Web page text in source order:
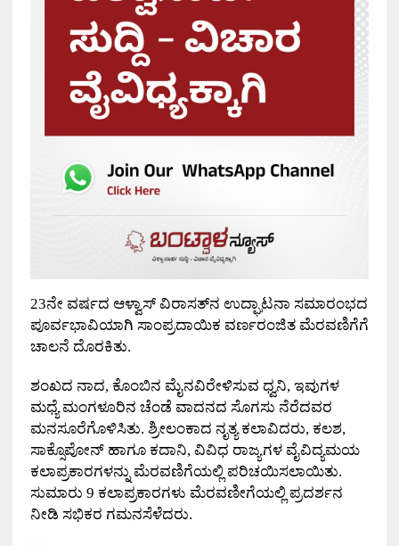
23ನೇ ವರ್ಷದ ಆಳ್ವಾಸ್ ವಿರಾಸತ್‌ನ ಉದ್ಘಾಟನಾ ಸಮಾರಂಭದ
ಪೂರ್ವಭಾವಿಯಾಗಿ ಸಾಂಪ್ರದಾಯಿಕ ವರ್ಣರಂಜಿತ ಮೆರವಣಿಗೆಗೆ
ಚಾಲನೆ ದೊರಕಿತು.
ಶಂಖದ ನಾದ, ಕೊಂಬಿನ ಮೈನವಿರೇಳಿಸುವ ಧ್ವನಿ, ಇವುಗಳ
ಮಧ್ಯೆ ಮಂಗಳೂರಿನ ಚೆಂಡೆ ವಾದನದ ಸೊಗಸು ನೆರೆದವರ
ಮನಸೂರೆಗೊಳಿಸಿತು. ಶ್ರೀಲಂಕಾದ ನೃತ್ಯ ಕಲಾವಿದರು, ಕಲಶ,
ಸಾಕ್ಸೊಪೋನ್ ಹಾಗೂ ಕದಾನಿ,ವಿವಿಧ ರಾಜ್ಯಗಳ ವೈವಿದ್ಯಮಯ
ಕಲಾಪ್ರಕಾರಗಳನ್ನು ಮೆರವಣಿಗೆಯಲ್ಲಿ ಪರಿಚಯಿಸಲಾಯಿತು.
ಸುಮಾರು 9 ಕಲಾಪ್ರಕಾರಗಳು ಮೆರವಣೀಗೆಯಲ್ಲಿ ಪ್ರದರ್ಶನ
ನೀಡಿ ಸಭಿಕರ ಗಮನಸೆಳೆದರು.